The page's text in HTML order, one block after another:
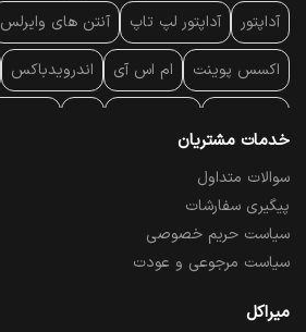
آداپتور آداپتور لپ تاپ آنتن‌ های وایرلس
اکسس پوینت ام اس آی اندرویدباکس
پایه سقفی
پرده نمایش
تبلت و موبایل تجهیزات پسیو شبکه
تلویزیون
خدمات مشتریان
سوالات متداول
پیگیری سفارشات
سیاست حریم خصوصی
سیاست مرجوعی و عودت
میراکل